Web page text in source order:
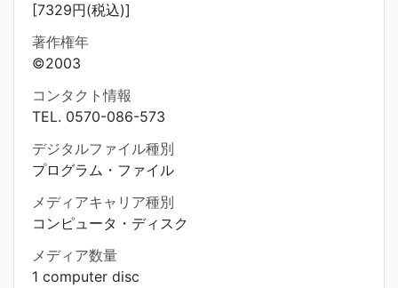
[7329円(税込)]
著作権年
©2003
コンタクト情報
TEL. 0570-086-573
デジタルファイル種別
プログラム・ファイル
メディアキャリア種別
コンピュータ・ディスク
メディア数量
1 computer disc